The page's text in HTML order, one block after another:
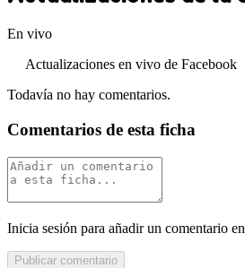
En vivo
Actualizaciones en vivo de Facebook
Todavía no hay comentarios.
Comentarios de esta ficha
Inicia sesión para añadir un comentario
Publicar comentario